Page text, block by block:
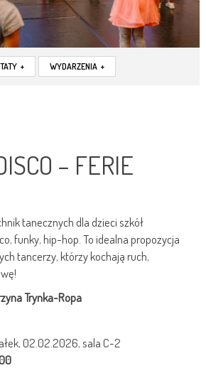
+ WYDARZENIA +
– FERIE
tanecznych dla dzieci szkół
funky, hip-hop. To idealna propozycja
tancerzy, którzy kochają ruch,
Trynka-Ropa
02.02.2026, sala C-2